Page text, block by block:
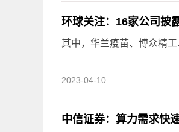
环球关注：16家公司披
其中，华兰疫苗、博众精
2023-04-10
中信证券：算力需求快